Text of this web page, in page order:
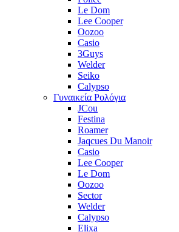
Le Dom
Lee Cooper
Oozoo
Casio
3Guys
Welder
Seiko
Calypso
Γυναικεία Ρολόγια
JCou
Festina
Roamer
Jaqcues Du Manoir
Casio
Lee Cooper
Le Dom
Oozoo
Sector
Welder
Calypso
Elixa